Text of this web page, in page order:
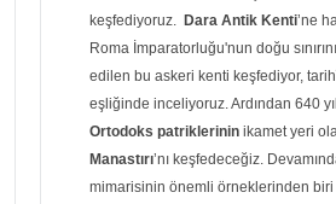
keşfediyoruz. Dara Antik Kenti’ne
Roma İmparatorluğu'nun doğu
edilen bu askeri kenti keşfediyor,
eşliğinde inceliyoruz. Ardından 640
Ortodoks patriklerinin ikamet yeri
Manastırı’nı keşfedeceğiz.
mimarisinin önemli örneklerinden biri